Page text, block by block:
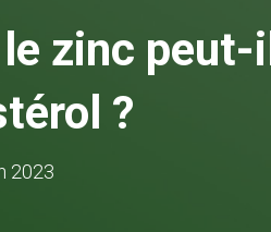
zinc peut-
?
2023